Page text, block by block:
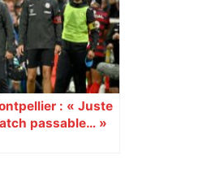
: « Juste
passable… »